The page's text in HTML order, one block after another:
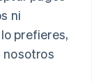
ni
prefieres,